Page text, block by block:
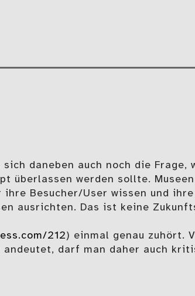
daneben auch noch die Frage,
überlassen werden sollte. Museen
Besucher/User wissen und ihre
ausrichten. Das ist keine
212) einmal genau zuhört.
darf man daher auch